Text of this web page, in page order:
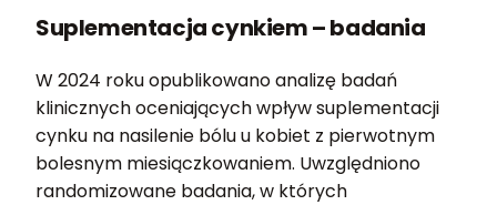
Suplementacja cynkiem – badania
W 2024 roku opublikowano analizę badań
klinicznych oceniających wpływ suplementacji
cynku na nasilenie bólu u kobiet z pierwotnym
bolesnym miesiączkowaniem. Uwzględniono
randomizowane badania, w których